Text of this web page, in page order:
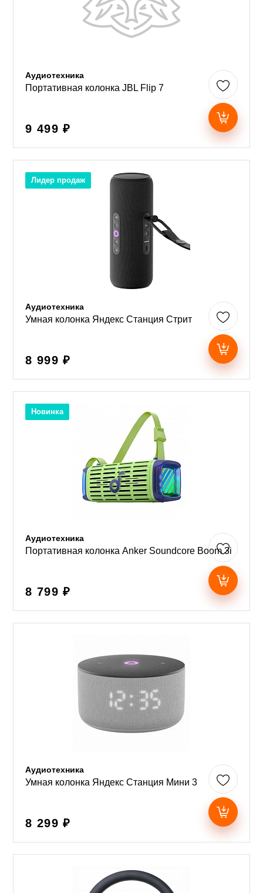
Аудиотехника
Портативная колонка JBL Flip 7
9 499 ₽
Лидер продаж
Аудиотехника
Умная колонка Яндекс Станция Стрит
8 999 ₽
Новинка
Аудиотехника
Портативная колонка Anker Soundcore Boom 3i
8 799 ₽
Аудиотехника
Умная колонка Яндекс Станция Мини 3
8 299 ₽